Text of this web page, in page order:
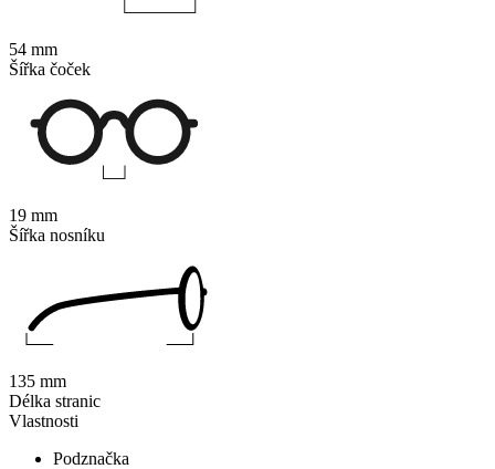
Vlastnosti
Podznačka
54 mm
Šířka čoček
19 mm
Šířka nosníku
135 mm
Délka stranic